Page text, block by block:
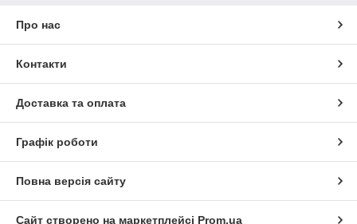
Про нас
Контакти
Доставка та оплата
Графік роботи
Повна версія сайту
Сайт створено на маркетплейсі Prom.ua